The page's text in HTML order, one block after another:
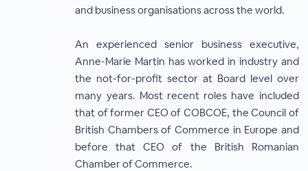
and business organisations across the world.
An experienced senior business executive,
Anne-Marie Martin has worked in industry and
the not-for-profit sector at Board level over
many years. Most recent roles have included
that of former CEO of COBCOE, the Council of
British Chambers of Commerce in Europe and
before that CEO of the British Romanian
Chamber of Commerce.